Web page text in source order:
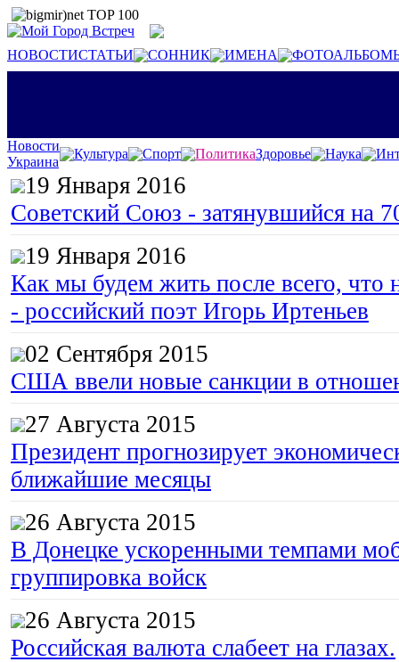
НОВОСТИСТАТЬИ СОННИК ИМЕНА
Новости
Украина
Культура Спорт ПолитикаЗдоровье Наука
19 Января 2016
Советский Союз - затянувшийся на
19 Января 2016
Как мы будем жить после всего, что
- российский поэт Игорь Иртеньев
02 Сентября 2015
США ввели новые санкции в
27 Августа 2015
Президент прогнозирует
ближайшие месяцы
26 Августа 2015
В Донецке ускоренными темпами
группировка войск
26 Августа 2015
Российская валюта слабеет на глазах.